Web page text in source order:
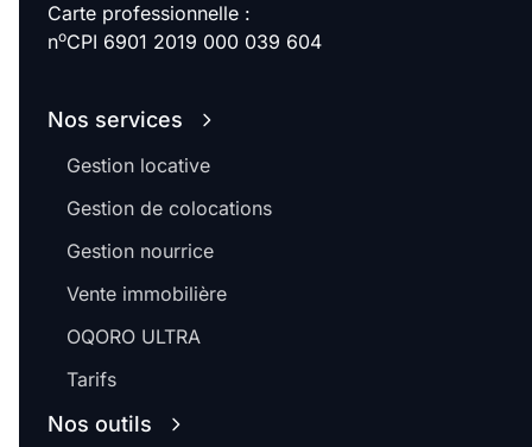
Carte professionnelle :
noCPI 6901 2019 000 039 604
Nos services
Gestion locative
Gestion de colocations
Gestion nourrice
Vente immobilière
OQORO ULTRA
Tarifs
Nos outils